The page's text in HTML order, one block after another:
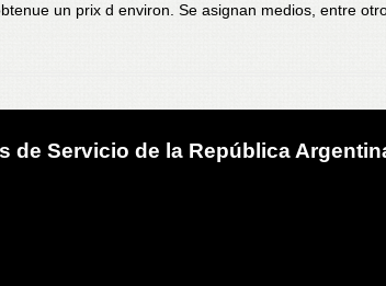
un prix d environ. Se asignan medios, entre
de Servicio de la República